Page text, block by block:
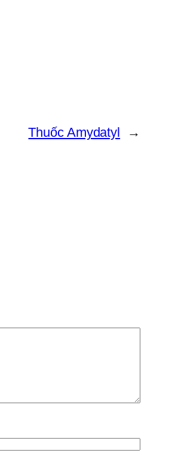
Thuốc Amydatyl →